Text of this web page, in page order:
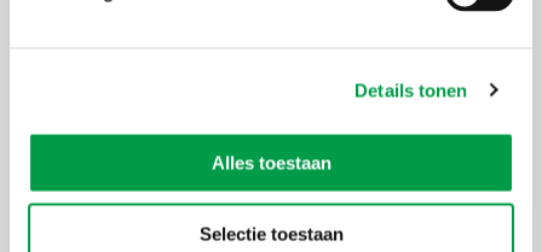
Details tonen
Alles toestaan
Selectie toestaan